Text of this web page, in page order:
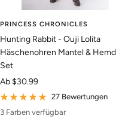
PRINCESS CHRONICLES
Hunting Rabbit - Ouji Lolita
Häschenohren Mantel & Hemd
Set
Angebotspreis
Ab $30.99
27 Bewertungen
3 Farben verfügbar